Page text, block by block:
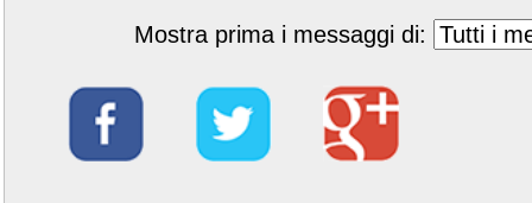
Mostra prima i messaggi di: